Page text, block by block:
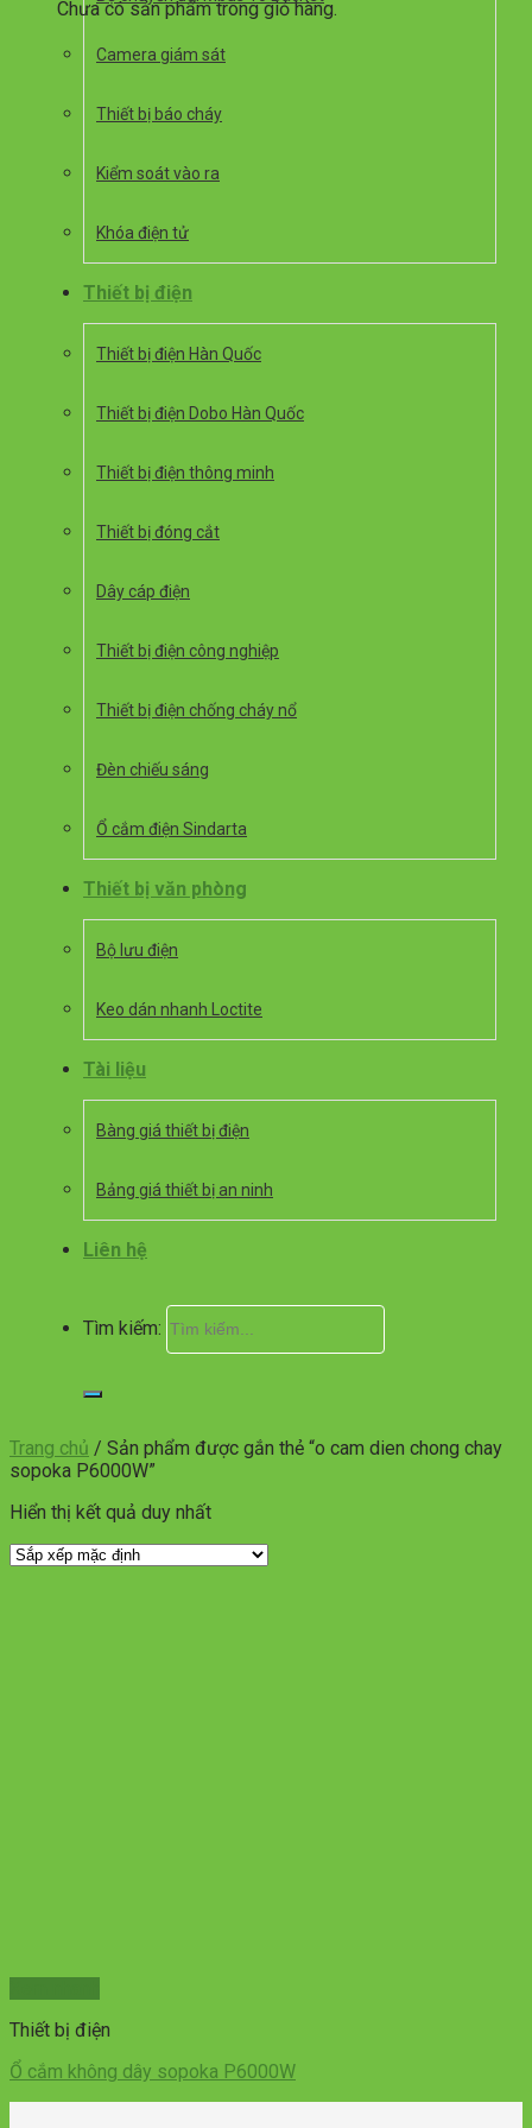
Chưa có sản phẩm trong giỏ hàng.
Camera giám sát
Thiết bị báo cháy
Kiểm soát vào ra
Khóa điện tử
Thiết bị điện
Thiết bị điện Hàn Quốc
Thiết bị điện Dobo Hàn Quốc
Thiết bị điện thông minh
Thiết bị đóng cắt
Dây cáp điện
Thiết bị điện công nghiệp
Thiết bị điện chống cháy nổ
Đèn chiếu sáng
Ổ cắm điện Sindarta
Thiết bị văn phòng
Bộ lưu điện
Keo dán nhanh Loctite
Tài liệu
Bàng giá thiết bị điện
Bảng giá thiết bị an ninh
Liên hệ
Tìm kiếm:
Trang chủ / Sản phẩm được gắn thẻ “o cam dien chong chay
sopoka P6000W”
Hiển thị kết quả duy nhất
Thiết bị điện
Ổ cắm không dây sopoka P6000W